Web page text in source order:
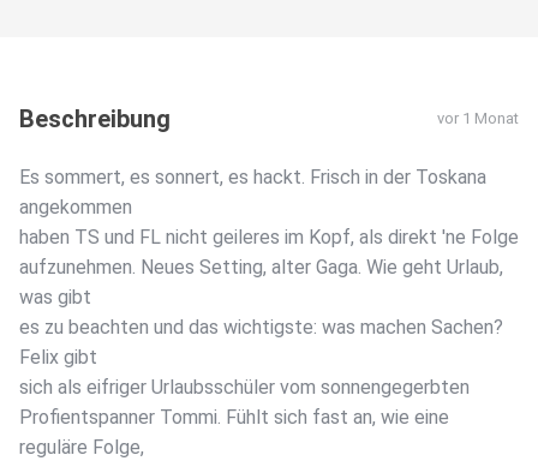
Beschreibung vor 1 Monat
Es sommert, es sonnert, es hackt. Frisch in der Toskana
angekommen
haben TS und FL nicht geileres im Kopf, als direkt 'ne Folge
aufzunehmen. Neues Setting, alter Gaga. Wie geht Urlaub,
was gibt
es zu beachten und das wichtigste: was machen Sachen?
Felix gibt
sich als eifriger Urlaubsschüler vom sonnengegerbten
Profientspanner Tommi. Fühlt sich fast an, wie eine
reguläre Folge,